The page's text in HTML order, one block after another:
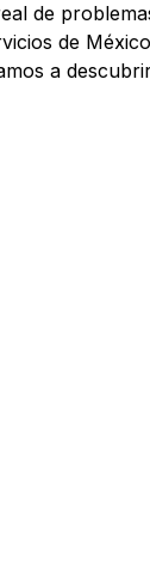
de
de
a